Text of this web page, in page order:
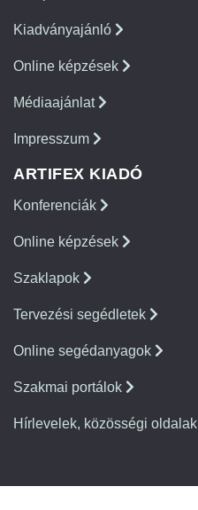
Kiadványajánló
Online képzések
Médiaajánlat
Impresszum
ARTIFEX KIADÓ
Konferenciák
Online képzések
Szaklapok
Tervezési segédletek
Online segédanyagok
Szakmai portálok
Hírlevelek, közösségi oldalak